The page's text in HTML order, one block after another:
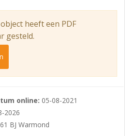
m.b.t. brouwerijen.
aangeboden ruimte.
zal huurder een
heeft een PDF
gesteld.
online: 05-08-2021
2026
BJ Warmond